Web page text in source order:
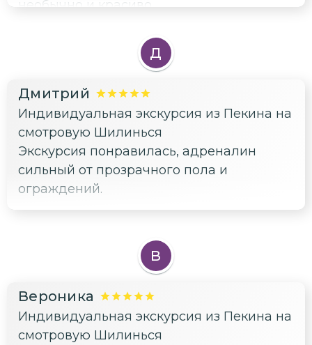
необычно и красиво.
Д
Дмитрий
Индивидуальная экскурсия из Пекина на
смотровую Шилинься
Экскурсия понравилась, адреналин
сильный от прозрачного пола и
ограждений.
В
Вероника
Индивидуальная экскурсия из Пекина на
смотровую Шилинься